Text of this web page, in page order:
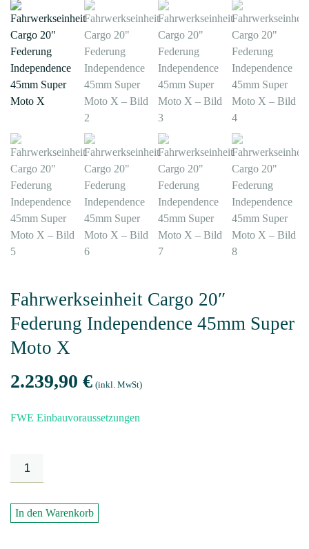
Fahrwerkseinheit Cargo 20″
Federung Independence 45mm Super
Moto X
2.239,90 € (inkl. MwSt)
FWE Einbauvoraussetzungen
Fahrwerkseinheit
Federung
In den Warenkorb